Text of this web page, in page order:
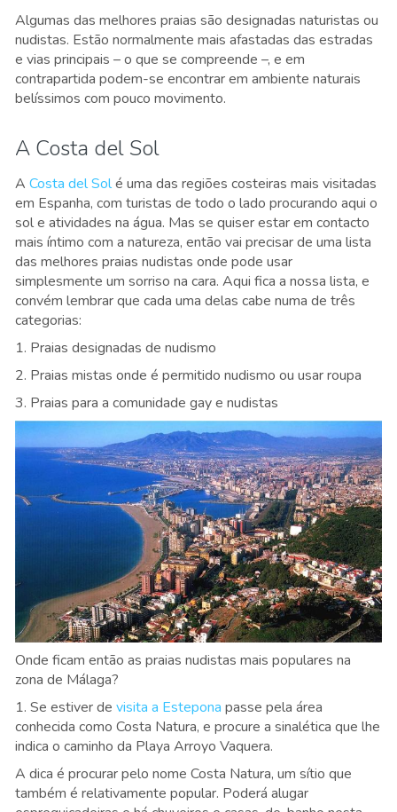
Algumas das melhores praias são designadas naturistas ou
nudistas. Estão normalmente mais afastadas das estradas
e vias principais – o que se compreende –, e em
contrapartida podem-se encontrar em ambiente naturais
belíssimos com pouco movimento.
A Costa del Sol
A Costa del Solé uma das regiões costeiras mais visitadas
em Espanha, com turistas de todo o lado procurando aqui o
sol e atividades na água. Mas se quiser estar em contacto
mais íntimo com a natureza, então vai precisar de uma lista
das melhores praias nudistas onde pode usar
simplesmente um sorriso na cara. Aqui fica a nossa lista, e
convém lembrar que cada uma delas cabe numa de três
categorias:
1. Praias designadas de nudismo
2. Praias mistas onde é permitido nudismo ou usar roupa
3. Praias para a comunidade gay e nudistas
Onde ficam então as praias nudistas mais populares na
zona de Málaga?
1. Se estiver de visita a Estepona passe pela área
conhecida como Costa Natura, e procure a sinalética que lhe
indica o caminho da Playa Arroyo Vaquera.
A dica é procurar pelo nome Costa Natura, um sítio que
também é relativamente popular. Poderá alugar